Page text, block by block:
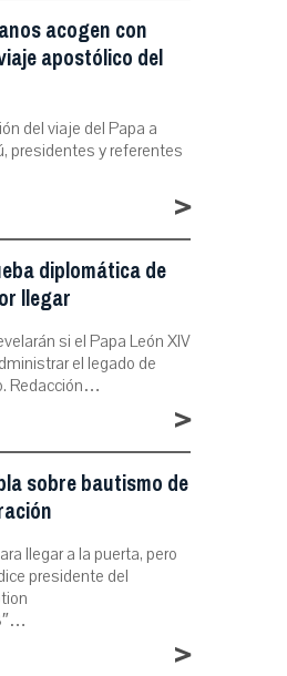
acogen con
apostólico del
del viaje del Papa a
presidentes y referentes
>
diplomática de
llegar
si el Papa León XIV
el legado de
Redacción…
>
sobre bautismo de
llegar a la puerta, pero
presidente del
>